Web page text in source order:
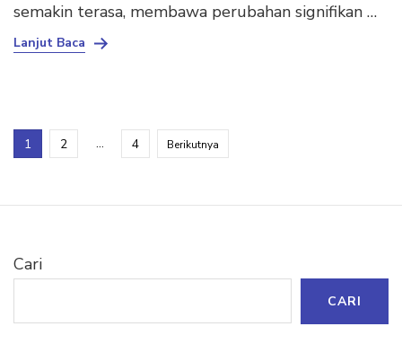
semakin terasa, membawa perubahan signifikan …
Lanjut Baca
Paginasi
Halaman
1 Halaman
2 … Halaman
4 Berikutnya
Cari
CARI